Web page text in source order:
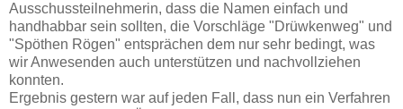
Ausschussteilnehmerin, dass die Namen einfach und
handhabbar sein sollten, die Vorschläge "Drüwkenweg" und
"Spöthen Rögen" entsprächen dem nur sehr bedingt, was
wir Anwesenden auch unterstützen und nachvollziehen
konnten.
Ergebnis gestern war auf jeden Fall, dass nun ein Verfahren